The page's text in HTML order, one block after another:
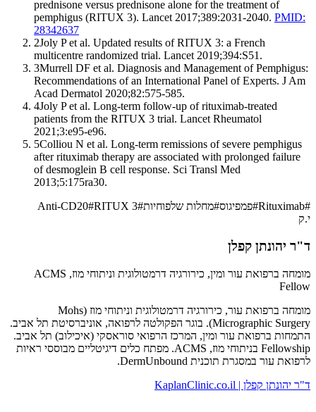
prednisone versus prednisone alone for the treatment of
pemphigus (RITUX 3). Lancet 2017;389:2031-2040. PMID:
28342637
2Joly P et al. Updated results of RITUX 3: a French
multicentre randomized trial. Lancet 2019;394:S51.
3Murrell DF et al. Diagnosis and Management of Pemphigus:
Recommendations of an International Panel of Experts. J Am
Acad Dermatol 2020;82:575-585.
4Joly P et al. Long-term follow-up of rituximab-treated
patients from the RITUX 3 trial. Lancet Rheumatol
2021;3:e95-e96.
5Colliou N et al. Long-term remissions of severe pemphigus
after rituximab therapy are associated with prolonged failure
of desmoglein B cell response. Sci Transl Med
2013;5:175ra30.
#
Rituximab
#פמפיגוס#מחלות שלפוחיות#
Anti-CD20#RITUX 3
י.ק
ד"ר יהונתן קפלן
מומחה ברפואת עור ומין, כירורגיה דרמטולוגית וניתוחי מוז, ACMS
Fellow
מומחה ברפואת עור, כירורגיה דרמטולוגית וניתוחי מוז (Mohs
Micrographic Surgery). בוגר הפקולטה לרפואה, אוניברסיטת תל אביב.
התמחות ברפואת עור ומין, המרכז הרפואי סוראסקי (איכילוב) תל אביב.
Fellowship בניתוחי מוז, ACMS. מפתח כלים דיגיטליים מבוססי ראיות
לרפואת עור במסגרת תוכנית DermUnbound.
ד"ר יהונתן קפלן | KaplanClinic.co.il